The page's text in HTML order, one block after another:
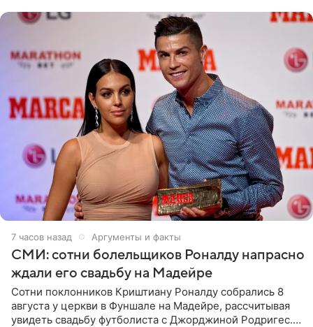
7 часов назад Аргументы и факты
СМИ: сотни болельщиков Роналду напрасно
ждали его свадьбу на Мадейре
Сотни поклонников Криштиану Роналду собрались 8
августа у церкви в Фуншале на Мадейре, рассчитывая
увидеть свадьбу футболиста с Джорджиной Родригес.